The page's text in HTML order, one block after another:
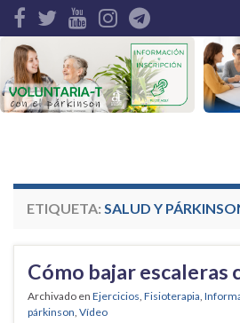
Search for:
ETIQUETA: SALUD Y
Cómo bajar escaleras
Archivado en Ejercicios, Fisioterapia,
párkinson, Vídeo